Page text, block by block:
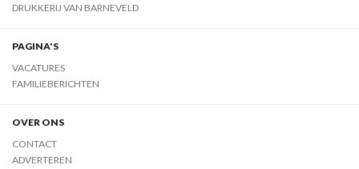
DRUKKERIJ VAN BARNEVELD
PAGINA'S
VACATURES
FAMILIEBERICHTEN
OVER ONS
CONTACT
ADVERTEREN